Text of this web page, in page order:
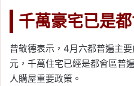
千萬豪宅已是
曾敬德表示，4月六都普遍主
元，千萬住宅已經是都會區普
人購屋重要政策。